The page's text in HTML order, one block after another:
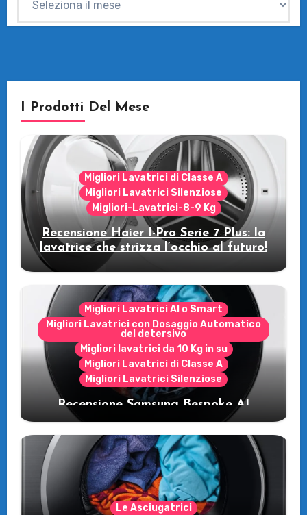
I Prodotti Del Mese
Migliori Lavatrici di Classe A
Migliori Lavatrici Silenziose
Migliori-Lavatrici-8-9 Kg
Recensione Haier I-Pro Serie 7 Plus: la
lavatrice che strizza l’occhio al futuro!
Migliori Lavatrici AI o Smart
Migliori Lavatrici con Dosaggio Automatico
del detersivo
Migliori lavatrici da 10 Kg in su
Migliori Lavatrici di Classe A
Migliori Lavatrici Silenziose
Recensione Samsung Bespoke AI
WW11DB7B94GE/U3: la lavatrice
intelligente che fa risparmiare
Le Asciugatrici